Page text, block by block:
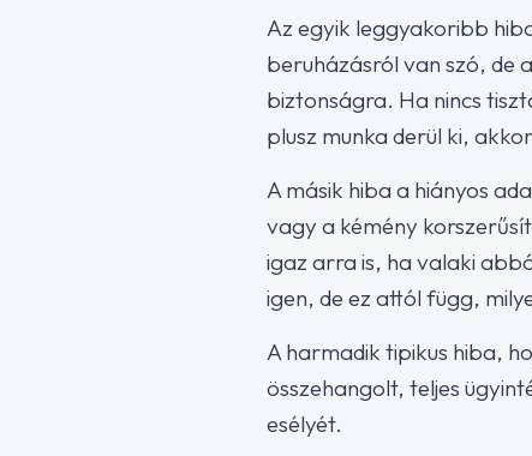
Az egyik leggyakoribb
beruházásról van szó, de
biztonságra. Ha nincs
plusz munka derül ki,
A másik hiba a hiányos
vagy a kémény
igaz arra is, ha valaki
igen, de ez attól függ,
A harmadik tipikus hiba,
összehangolt, teljes
esélyét.